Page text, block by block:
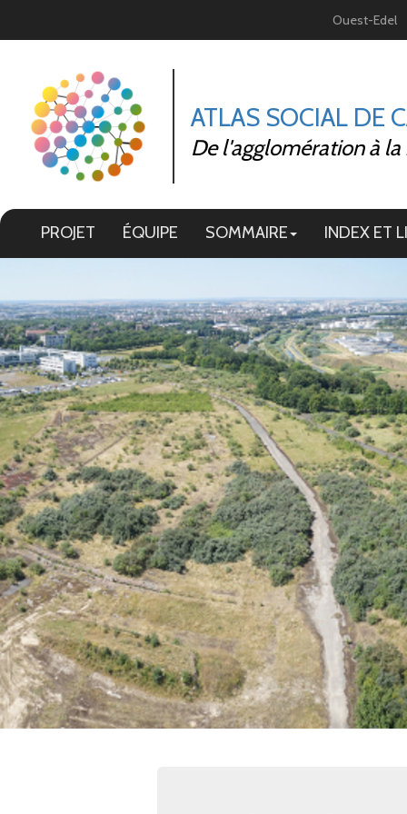
Ouest-Edel
ATLAS SOCIAL DE
De l'agglomération à
PROJET ÉQUIPE SOMMAIRE INDEX ET